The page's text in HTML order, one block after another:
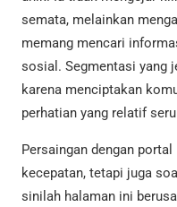
semata, melainkan
memang mencari
sosial. Segmentasi yang
karena menciptakan
perhatian yang relatif
Persaingan dengan
kecepatan, tetapi juga
sinilah halaman ini